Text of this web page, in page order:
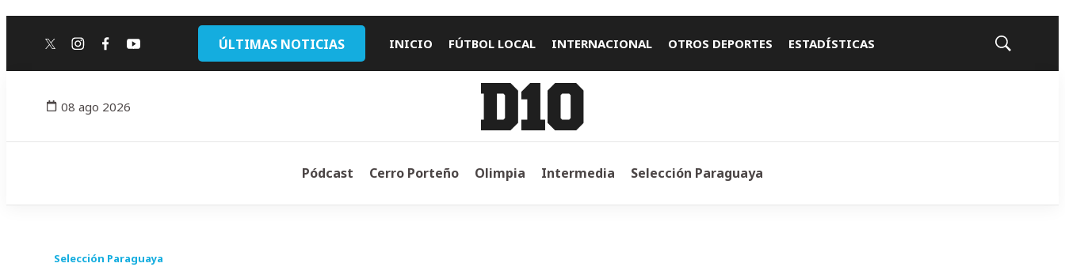
twitterinstagram
facebook
youtube ÚLTIMAS NOTICIAS INICIO FÚTBOL LOCAL INTERNACIONAL OTROS DEPORTES ESTADÍSTICAS
Mostrar
08 ago 2026
Pódcast Cerro Porteño Olimpia Intermedia Selección Paraguaya
Selección Paraguaya